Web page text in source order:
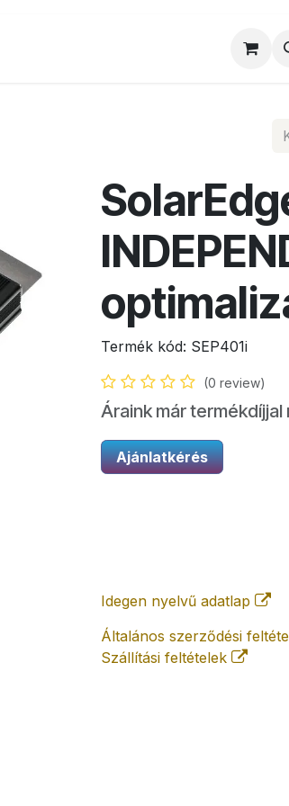
Termék kód: SEP401i
(0 review)
Áraink már
Ajánlatkérés
Idegen nyelvű adatlap
Általános szerződési
Szállítási feltételek